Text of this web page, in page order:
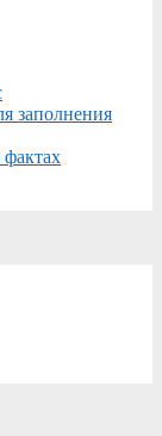
заполнения